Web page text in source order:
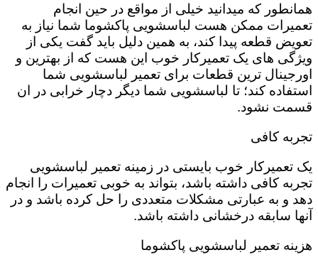
همانطور که میدانید خیلی از مواقع در حین انجام
تعمیرات ممکن هست لباسشویی پاکشوما شما نیاز به
تعویض قطعه پیدا کند، به همین دلیل باید گفت یکی از
ویژگی های یک تعمیرکار خوب این هست که از بهترین و
اورجینال ترین قطعات برای تعمیر لباسشویی شما
استفاده کند؛ تا لباسشویی شما دیگر دچار خرابی در ان
قسمت نشود.
تجربه کافی
یک تعمیرکار خوب بایستی در زمینه تعمیر لباسشویی
تجربه کافی داشته باشد، بتواند به خوبی تعمیرات را انجام
دهد و به عبارتی مشکلات متعددی را حل کرده باشد و در
آنها سابقه درخشانی داشته باشد.
هزینه تعمیر لباسشویی پاکشوما